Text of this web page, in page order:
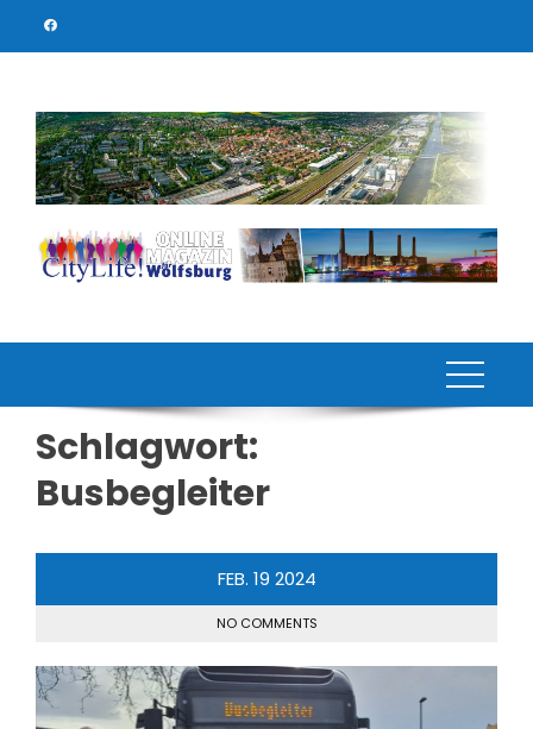
Schlagwort:
Busbegleiter
FEB. 19 2024
NO COMMENTS